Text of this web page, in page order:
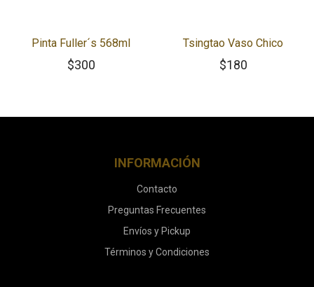
Pinta Fuller´s 568ml
$300
Tsingtao Vaso Chico
$180
INFORMACIÓN
Contacto
Preguntas Frecuentes
Envíos y Pickup
Términos y Condiciones